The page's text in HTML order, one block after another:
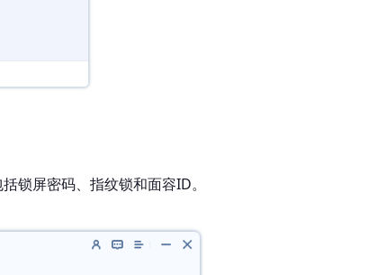
锁屏密码、指纹锁和面容ID。